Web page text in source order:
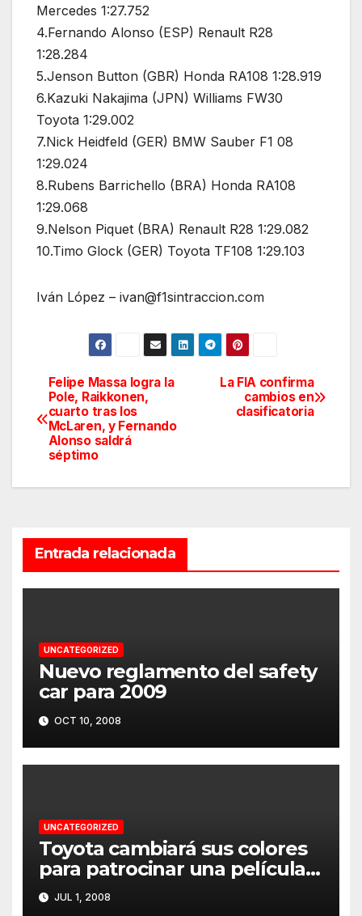
Mercedes 1:27.752
4.Fernando Alonso (ESP) Renault R28
1:28.284
5.Jenson Button (GBR) Honda RA108 1:28.919
6.Kazuki Nakajima (JPN) Williams FW30
Toyota 1:29.002
7.Nick Heidfeld (GER) BMW Sauber F1 08
1:29.024
8.Rubens Barrichello (BRA) Honda RA108
1:29.068
9.Nelson Piquet (BRA) Renault R28 1:29.082
10.Timo Glock (GER) Toyota TF108 1:29.103
Iván López – ivan@f1sintraccion.com
Navegación
de
entradas
La FIA confirma
cambios en
clasificatoria
Felipe Massa logra la
Pole, Raikkonen,
cuarto tras los
McLaren, y Fernando
Alonso saldrá
séptimo
Entrada relacionada
UNCATEGORIZED
Nuevo reglamento del safety
car para 2009
OCT 10, 2008
UNCATEGORIZED
Toyota cambiará sus colores
para patrocinar una película
en Silverstone
JUL 1, 2008